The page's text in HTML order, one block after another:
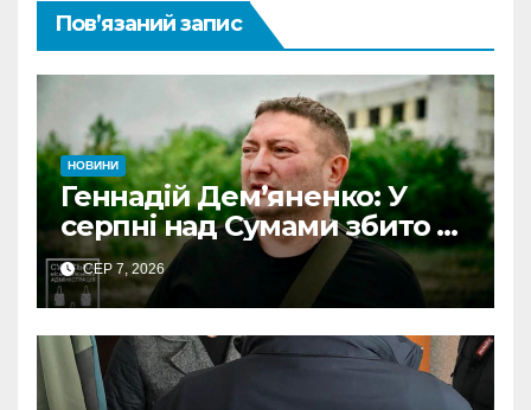
Пов’язаний запис
НОВИНИ
Геннадій Дем’яненко: У
серпні над Сумами збито 6
КАБів
СЕР 7, 2026